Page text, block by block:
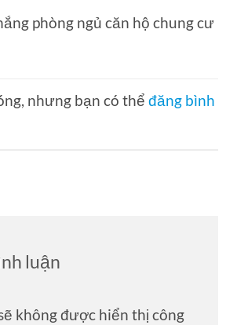
phòng ngủ căn hộ chung cư
nhưng bạn có thể đăng bình
luận
không được hiển thị công